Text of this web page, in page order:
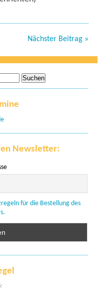
Nächster Beitrag »
Newsletter:
für die Bestellung des